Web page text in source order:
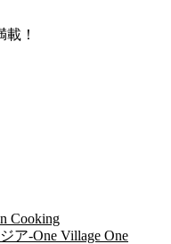
！
Cooking
ア-One Village One